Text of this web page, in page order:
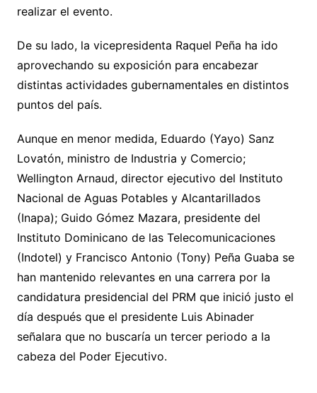
realizar el evento.
De su lado, la vicepresidenta Raquel Peña ha ido
aprovechando su exposición para encabezar
distintas actividades gubernamentales en distintos
puntos del país.
Aunque en menor medida, Eduardo (Yayo) Sanz
Lovatón, ministro de Industria y Comercio;
Wellington Arnaud, director ejecutivo del Instituto
Nacional de Aguas Potables y Alcantarillados
(Inapa); Guido Gómez Mazara, presidente del
Instituto Dominicano de las Telecomunicaciones
(Indotel) y Francisco Antonio (Tony) Peña Guaba se
han mantenido relevantes en una carrera por la
candidatura presidencial del PRM que inició justo el
día después que el presidente Luis Abinader
señalara que no buscaría un tercer periodo a la
cabeza del Poder Ejecutivo.